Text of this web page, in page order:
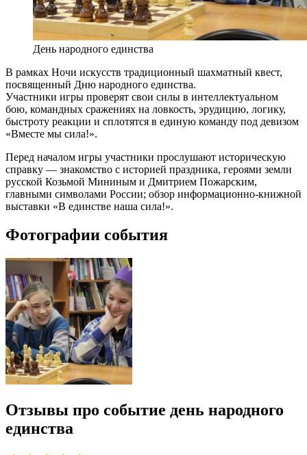
День народного единства
В рамках Ночи искусств традиционный шахматный квест,
посвященный Дню народного единства.
Участники игры проверят свои силы в интеллектуальном
бою, командных сражениях на ловкость, эрудицию, логику,
быстроту реакции и сплотятся в единую команду под девизом
«Вместе мы сила!».
Перед началом игры участники прослушают историческую
справку — знакомство с историей праздника, героями земли
русской Козьмой Мининым и Дмитрием Пожарским,
главными символами России; обзор информационно-книжной
выставки «В единстве наша сила!».
Фотографии события
Отзывы про событие день народного
единства